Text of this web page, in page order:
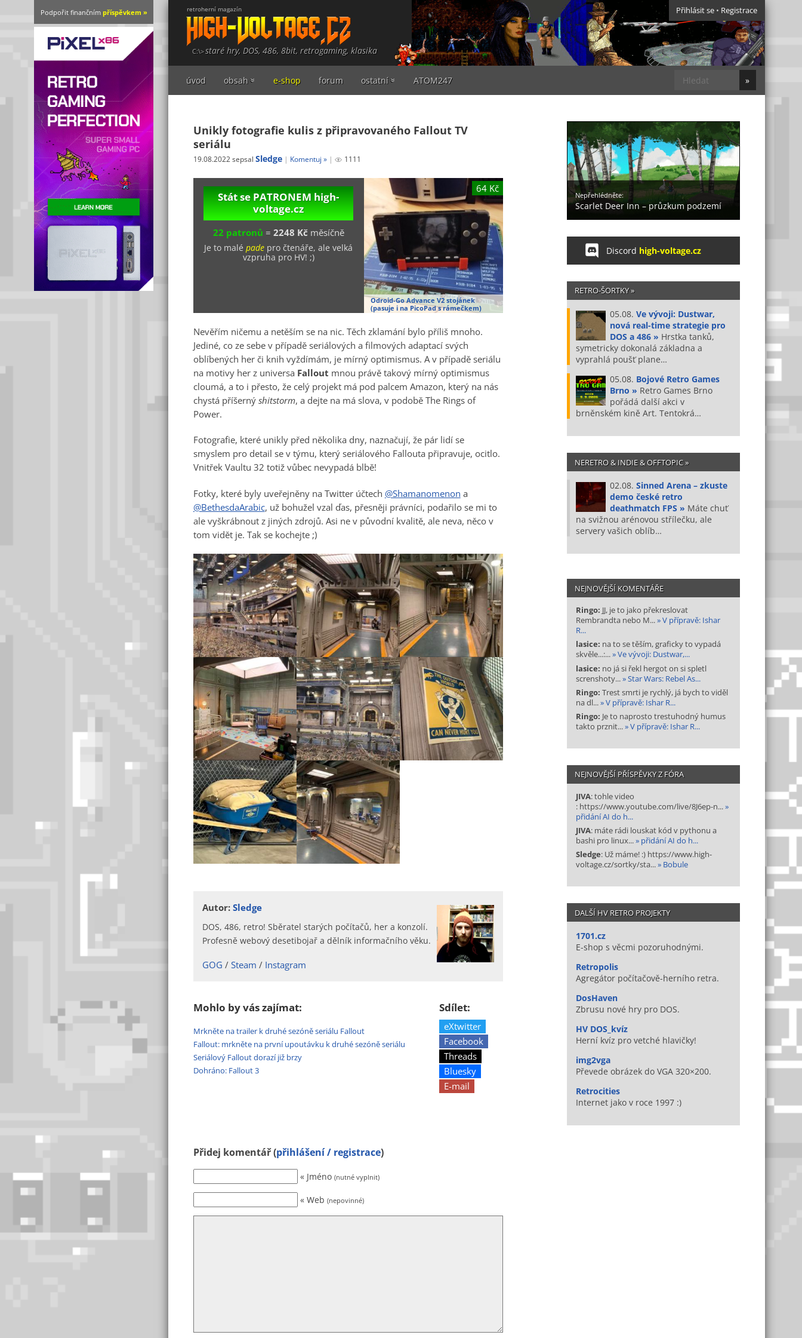
retroherní magazín
staré hry, DOS, 486, 8bit, retrogaming, klasika
Přihlásit se • Registrace
úvod obsah e-shop forum ostatní ATOM247
Unikly fotografie kulis z připravovaného Fallout TV
seriálu
19.08.2022 sepsal Sledge Komentuj » 1111
Stát se PATRONEMhigh-
voltage.cz
22 patronů = 2248 Kčměsíčně
Je to malépade pro čtenáře, ale velká
vzpruha pro HV! ;)
64 Kč
Odroid-Go Advance V2 stojánek
(pasuje i na PicoPad s rámečkem)
Nevěřím ničemu a netěším se na nic. Těch zklamání bylo příliš mnoho.
Jediné, co ze sebe v případě seriálových a filmových adaptací svých
oblíbených her či knih vyždímám, je mírný optimismus. A v případě seriálu
na motivy her z universa Fallout mnou právě takový mírný optimismus
cloumá, a to i přesto, že celý projekt má pod palcem Amazon, který na nás
chystá příšernýshitstorm, a dejte na má slova, v podobě The Rings of
Power.
Fotografie, které unikly před několika dny, naznačují, že pár lidí se
smyslem pro detail se v týmu, který seriálového Fallouta připravuje, ocitlo.
Vnitřek Vaultu 32 totiž vůbec nevypadá blbě!
Fotky, které byly uveřejněny na Twitter účtech @Shamanomenon a
@BethesdaArabic, už bohužel vzal ďas, přesněji právníci, podařilo se mi to
ale vyškrábnout z jiných zdrojů. Asi ne v původní kvalitě, ale neva, něco v
tom vidět je. Tak se kochejte ;)
Autor:Sledge
DOS, 486, retro! Sběratel starých počítačů, her a konzolí.
Profesně webový desetibojař a dělník informačního věku.
GOG Steam Instagram
Mohlo by vás zajímat:
Mrkněte na trailer k druhé sezóně seriálu Fallout
Fallout: mrkněte na první upoutávku k druhé sezóně seriálu
Seriálový Fallout dorazí již brzy
Dohráno: Fallout 3
Sdílet:
eXtwitter
Facebook
Threads
Bluesky
E-mail
Přidej komentář (přihlášení / registrace)
« Jméno (nutné vyplnit)
« Web (nepovinné)
Nepřehlédněte:
Scarlet Deer Inn – průzkum podzemí
Discord high-voltage.cz
RETRO-ŠORTKY »
05.08. Ve vývoji: Dustwar,
nová real-time strategie pro
DOS a 486 » Hrstka tanků,
symetricky dokonalá základna a
vyprahlá poušť plane…
05.08. Bojové Retro Games
Brno » Retro Games Brno
pořádá další akci v
brněnském kině Art. Tentokrá…
NERETRO & INDIE & OFFTOPIC »
02.08. Sinned Arena – zkuste
demo české retro
deathmatch FPS » Máte chuť
na svižnou arénovou střílečku, ale
servery vašich oblíb…
NEJNOVĚJŠÍ KOMENTÁŘE
Ringo: JJ, je to jako překreslovat
Rembrandta nebo M...» V přípravě: Ishar
R...
lasice: na to se těším, graficky to vypadá
skvěle...:...» Ve vývoji: Dustwar,...
lasice: no já si řekl hergot on si spletl
screnshoty...» Star Wars: Rebel As...
Ringo: Trest smrti je rychlý, já bych to viděl
na dl...» V přípravě: Ishar R...
Ringo: Je to naprosto trestuhodný humus
takto prznit...» V přípravě: Ishar R...
NEJNOVĚJŠÍ PŘÍSPĚVKY Z FÓRA
JIVA: tohle video
: https://www.youtube.com/live/8J6ep-n...»
přidání AI do h...
JIVA: máte rádi louskat kód v pythonu a
bashi pro linux...» přidání AI do h...
Sledge: Už máme! :) https://www.high-
voltage.cz/sortky/sta...» Bobule
DALŠÍ HV RETRO PROJEKTY
1701.cz
E-shop s věcmi pozoruhodnými.
Retropolis
Agregátor počítačově-herního retra.
DosHaven
Zbrusu nové hry pro DOS.
HV DOS_kvíz
Herní kvíz pro vetché hlavičky!
img2vga
Převede obrázek do VGA 320×200.
Retrocities
Internet jako v roce 1997 :)
Podpořit finančním příspěvkem »